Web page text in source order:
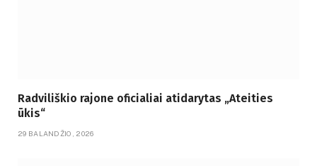
Radviliškio rajone oficialiai atidarytas „Ateities
ūkis“
29 BALANDŽIO, 2026